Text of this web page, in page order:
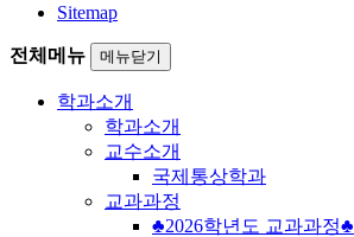
Sitemap
전체메뉴 메뉴닫기
학과소개
학과소개
교수소개
국제통상학과
교과과정
♣2026학년도 교과과정♣